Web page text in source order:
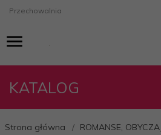
Przechowalnia
KATALOG
Strona główna ROMANSE,